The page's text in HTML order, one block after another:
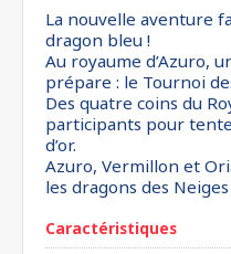
La nouvelle aventure
dragon bleu !
Au royaume d’Azuro,
prépare : le Tournoi
Des quatre coins du
participants pour
d’or.
Azuro, Vermillon et
les dragons des
Caractéristiques